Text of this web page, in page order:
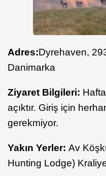
Adres:Dyrehaven,
Danimarka
Ziyaret Bilgileri:
açıktır. Giriş için
gerekmiyor.
Yakın Yerler: Av
Hunting Lodge)